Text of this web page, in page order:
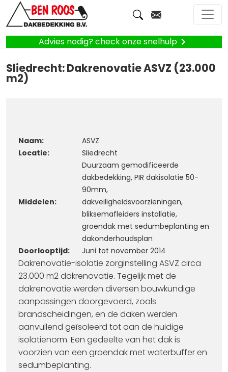
Advies nodig? check onze snelhulp
Sliedrecht: Dakrenovatie ASVZ (23.000
m2)
Naam:
ASVZ
Locatie:
Sliedrecht
Middelen:
Duurzaam gemodificeerde
dakbedekking, PIR dakisolatie 50-
90mm,
dakveiligheidsvoorzieningen,
bliksemafleiders installatie,
groendak met sedumbeplanting en
dakonderhoudsplan
Doorlooptijd:
Juni tot november 2014
Dakrenovatie-isolatie zorginstelling ASVZ circa
23.000 m2 dakrenovatie. Tegelijk met de
dakrenovatie werden diversen bouwkundige
aanpassingen doorgevoerd, zoals
brandscheidingen, en de daken werden
aanvullend geïsoleerd tot aan de huidige
isolatienorm. Een gedeelte van het dak is
voorzien van een groendak met waterbuffer en
sedumbeplanting.